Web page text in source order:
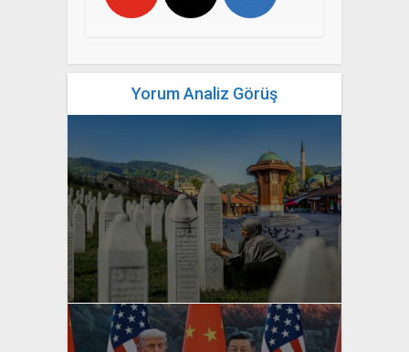
Yorum Analiz Görüş
yazan
Bahri Ak